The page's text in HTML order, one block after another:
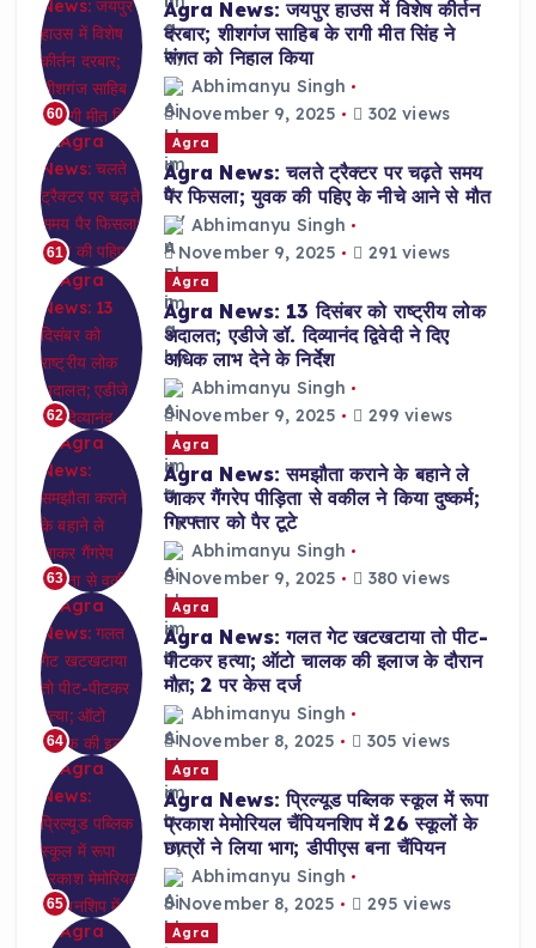
60
Agra News: जयपुर हाउस में विशेष कीर्तन
दरबार; शीशगंज साहिब के रागी मीत सिंह ने
संगत को निहाल किया
Abhimanyu Singh
November 9, 2025
302 views
61
Agra
Agra News: चलते ट्रैक्टर पर चढ़ते समय
पैर फिसला; युवक की पहिए के नीचे आने से मौत
Abhimanyu Singh
November 9, 2025
291 views
62
Agra
Agra News: 13 दिसंबर को राष्ट्रीय लोक
अदालत; एडीजे डॉ. दिव्यानंद द्विवेदी ने दिए
अधिक लाभ देने के निर्देश
Abhimanyu Singh
November 9, 2025
299 views
63
Agra
Agra News: समझौता कराने के बहाने ले
जाकर गैंगरेप पीड़िता से वकील ने किया दुष्कर्म;
गिरफ्तार को पैर टूटे
Abhimanyu Singh
November 9, 2025
380 views
64
Agra
Agra News: गलत गेट खटखटाया तो पीट-
पीटकर हत्या; ऑटो चालक की इलाज के दौरान
मौत; 2 पर केस दर्ज
Abhimanyu Singh
November 8, 2025
305 views
65
Agra
Agra News: प्रिल्यूड पब्लिक स्कूल में रूपा
प्रकाश मेमोरियल चैंपियनशिप में 26 स्कूलों के
छात्रों ने लिया भाग; डीपीएस बना चैंपियन
Abhimanyu Singh
November 8, 2025
295 views
Agra